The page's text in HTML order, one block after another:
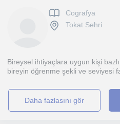
Cografya
Tokat Sehri
Bireysel ihtiyaçlara uygun kişi
bireyin öğrenme şekli ve seviyesi
daha fazlasını gör